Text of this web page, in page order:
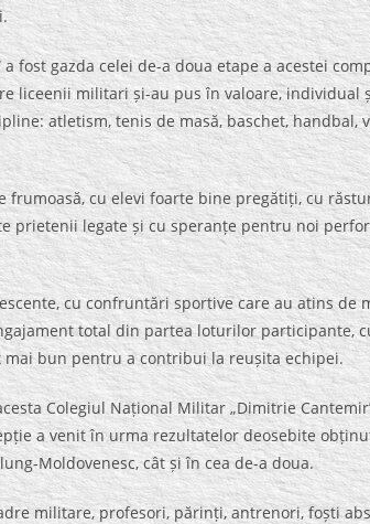
gazda celei de-a doua etape a acestei
liceenii militari și-au pus în valoare, individual
atletism, tenis de masă, baschet, handbal,
frumoasă, cu elevi foarte bine pregătiți, cu
prietenii legate și cu speranțe pentru noi
cu confruntări sportive care au atins de
total din partea loturilor participante,
bun pentru a contribui la reușita echipei.
Colegiul Național Militar „Dimitrie
a venit în urma rezultatelor deosebite
Moldovenesc, cât și în cea de-a doua.
militare, profesori, părinți, antrenori, foști